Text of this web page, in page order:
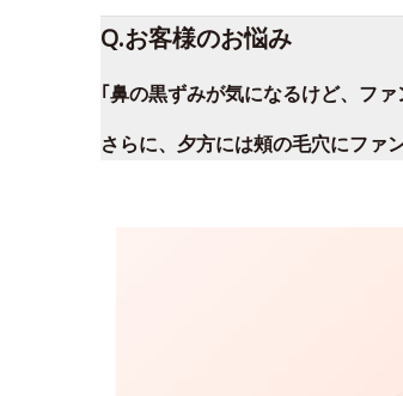
Q.お客様のお悩み
｢鼻の黒ずみが気になるけど、フ
さらに、夕方には頰の毛穴にファ